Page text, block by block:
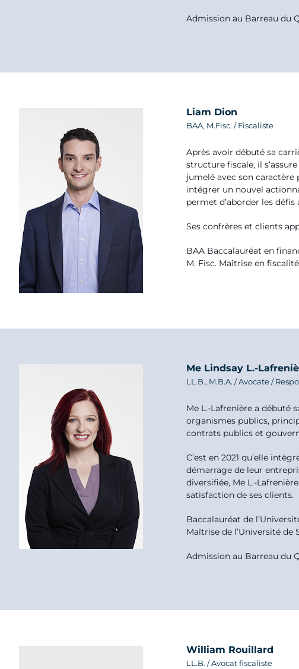
Admission au Barreau du
Liam Dion
BAA, M.Fisc. / Fiscaliste
Après avoir débuté sa
structure fiscale, il
jumelé avec son
intégrer un nouvel
permet d’aborder les
Ses confrères et clients
BAA Baccalauréat en
M. Fisc. Maîtrise en
Me Lindsay L.-
LL.B., M.B.A. / Avocate /
Me L.-Lafrenière a débuté
organismes publics,
contrats publics et
C’est en 2021 qu’elle
démarrage de leur
diversifiée, Me L.-
satisfaction de ses clients.
Baccalauréat de
Maîtrise de l’Université de
Admission au Barreau du
William Rouillard
LL.B. / Avocat fiscaliste